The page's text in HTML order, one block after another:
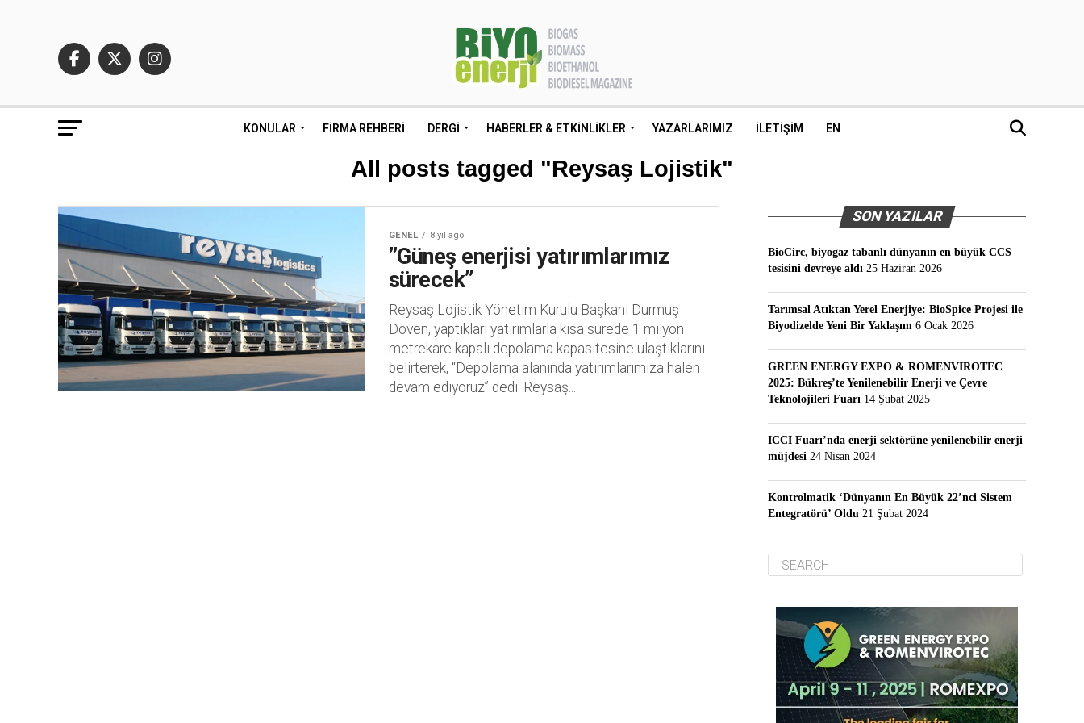
KONULAR FIRMA REHBERI DERGI HABERLER & ETKINLIKLER YAZARLARIMIZ İLETIŞIM EN
All posts tagged "Reysaş Lojistik"
GENEL 8 yıl ago
”Güneş enerjisi yatırımlarımız
sürecek”
Reysaş Lojistik Yönetim Kurulu Başkanı Durmuş
Döven, yaptıkları yatırımlarla kısa sürede 1 milyon
metrekare kapalı depolama kapasitesine ulaştıklarını
belirterek, “Depolama alanında yatırımlarımıza halen
devam ediyoruz” dedi. Reysaş...
SON YAZILAR
BioCirc, biyogaz tabanlı dünyanın en büyük CCS
tesisini devreye aldı 25 Haziran 2026
Tarımsal Atıktan Yerel Enerjiye: BioSpice Projesi ile
Biyodizelde Yeni Bir Yaklaşım 6 Ocak 2026
GREEN ENERGY EXPO & ROMENVIROTEC
2025: Bükreş’te Yenilenebilir Enerji ve Çevre
Teknolojileri Fuarı 14 Şubat 2025
ICCI Fuarı’nda enerji sektörüne yenilenebilir enerji
müjdesi 24 Nisan 2024
Kontrolmatik ‘Dünyanın En Büyük 22’nci Sistem
Entegratörü’ Oldu 21 Şubat 2024